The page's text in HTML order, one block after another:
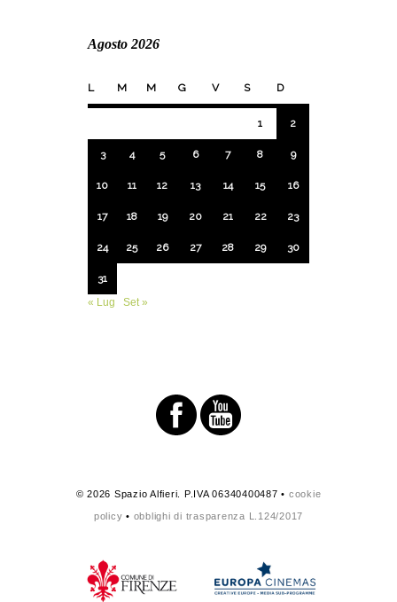
Agosto 2026
L M M G V S D
1 2
3 4 5 6 7 8 9
10 11 12 13 14 15 16
17 18 19 20 21 22 23
24 25 26 27 28 29 30
31
« Lug
Set »
© 2026 Spazio Alfieri. P.IVA 06340400487 • cookie
policy • obblighi di trasparenza L.124/2017